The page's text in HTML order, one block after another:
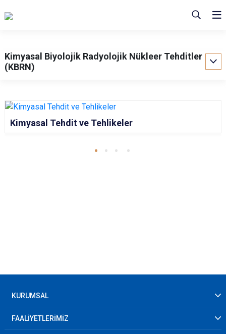
Kimyasal Biyolojik Radyolojik Nükleer Tehditler
(KBRN)
Kimyasal Tehdit ve Tehlikeler
KURUMSAL
FAALİYETLERİMİZ